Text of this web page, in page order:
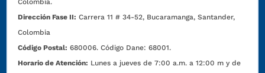
Colombia.
Dirección Fase II: Carrera 11 # 34-52, Bucaramanga, Santander,
Colombia
Código Postal: 680006. Código Dane: 68001.
Horario de Atención: Lunes a jueves de 7:00 a.m. a 12:00 m y de